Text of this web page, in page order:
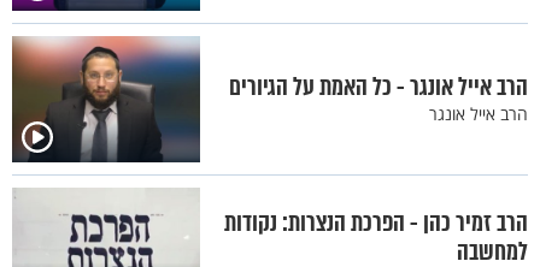
הרב אייל אונגר - כל האמת על הגיורים
הרב אייל אונגר
הרב זמיר כהן - הפרכת הנצרות: נקודות
למחשבה